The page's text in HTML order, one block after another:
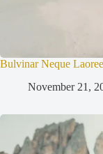
Bulvinar Neque
November 21,